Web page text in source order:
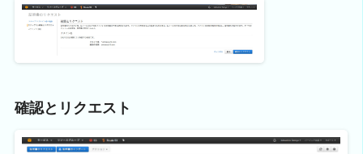
確認とリクエスト